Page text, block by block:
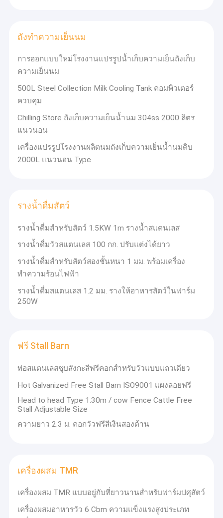
บ้าน
สินค้า
ทัวร์โรงงาน
ติดต่อเรา
ข่าว
ถังทำความเย็นนม
การออกแบบใหม่โรงงานแปรรูปน้ำเก็บความเย็นถังเก็บ
ความเย็นนม
500L Steel Collection Milk Cooling Tank คอมพิวเตอร์
ควบคุม
Chilling Store ถังเก็บความเย็นน้ำนม 304ss 2000 ลิตร
แนวนอน
เครื่องแปรรูปโรงงานผลิตนมถังเก็บความเย็นน้ำนมดิบ
2000L แนวนอน Type
รางน้ำดื่มสัตว์
รางน้ำดื่มสำหรับสัตว์ 1.5KW 1m รางน้ำสแตนเลส
รางน้ำดื่มวัวสแตนเลส 100 กก. ปรับแต่งได้ยาว
รางน้ำดื่มสำหรับสัตว์สองชั้นหนา 1 มม. พร้อมเครื่อง
ทำความร้อนไฟฟ้า
รางน้ำดื่มสแตนเลส 1.2 มม. รางให้อาหารสัตว์ในฟาร์ม
250W
ฟรี Stall Barn
ท่อสแตนเลสชุบสังกะสีฟรีคอกสำหรับวัวแบบแถวเดียว
Hot Galvanized Free Stall Barn ISO9001 แผงลอยฟรี
Head to head Type 1.30m / cow Fence Cattle Free
Stall Adjustable Size
ความยาว 2.3 ม. คอกวัวฟรีสีเงินสองด้าน
เครื่องผสม TMR
เครื่องผสม TMR แบบอยู่กับที่ยาวนานสำหรับฟาร์มปศุสัตว์
เครื่องผสมอาหารวัว 6 Cbm ความแข็งแรงสูงประเภท
หลังจากผ่านการประเมินของคณะกรรมการส่งเสริม
เครื่องจักรกลการเกษตรของจีนผลิตภัณฑ์ของ บริษัท ของเรา
จะเข้าสู่การประเมินเครื่องจักรอุตสาหกรรมและใบรับรอง
การส่งเสริมการขาย
หน้าของอุตสาหกรรมเครื่องจักรสำหรับเลี้ยงสัตว์ของจีน <br
style = "- webkit-tap-highlight-color: rgba (0, 0, 0, 0); box-
sans ", =" "" helvetica = "" neue ", =" "sans-serif, ="
黑; = "" white-space: = "" pre-wrap; "=" ">
บริษัท มีแผนกสี่
แผนก (จัดหาและขายเทคโนโลยีและการควบคุมคุณภาพ
การผลิตการเงินและโลจิสติกส์) และการประชุมเชิงปฏิบัติ
ประชุมเชิงปฏิบัติการการประกอบและการประชุมเชิงปฏิบัติ
การการเชื่อม)บริษัท มีระบบการกำกับดูแลที่สมบูรณ์และ
เทคโนโลยีการผลิตและอุปกรณ์ซึ่งสร้างเงื่อนไขพื้นฐาน
ลูกค้าด้วยผลิตภัณฑ์และบริการที่ดีที่สุดของเราเราได้รับผล
ประโยชน์ทางสังคมและเศรษฐกิจที่ดีและได้รับความพึงพอใจ
ขึ้นและบริการที่ดีขึ้นเพื่อตอบแทนลูกค้าของเรา